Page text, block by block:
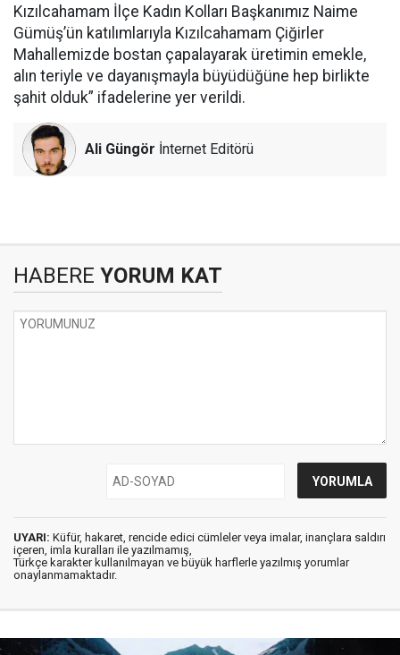
Kızılcahamam İlçe Kadın Kolları Başkanımız Naime
Gümüş’ün katılımlarıyla Kızılcahamam Çiğirler
Mahallemizde bostan çapalayarak üretimin emekle,
alın teriyle ve dayanışmayla büyüdüğüne hep birlikte
şahit olduk” ifadelerine yer verildi.
Ali Güngör İnternet Editörü
HABERE YORUM KAT
UYARI: Küfür, hakaret, rencide edici cümleler veya imalar, inançlara saldırı
içeren, imla kuralları ile yazılmamış,
Türkçe karakter kullanılmayan ve büyük harflerle yazılmış yorumlar
onaylanmamaktadır.